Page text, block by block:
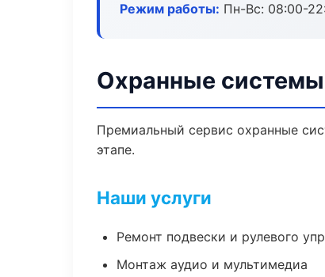
Режим работы: Пн-Вс: 08:00-
Охранные системы
Премиальный сервис охранные
этапе.
Наши услуги
Ремонт подвески и рулевого
Монтаж аудио и мультимедиа